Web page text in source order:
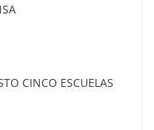
CINCO ESCUELAS